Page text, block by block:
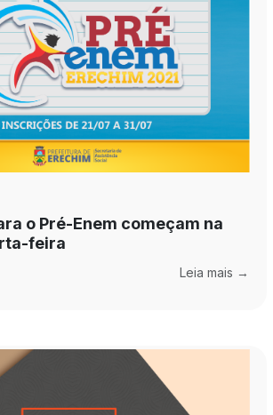
o Pré-Enem começam na
feira
Leia mais →